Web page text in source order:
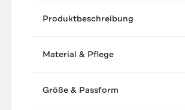
Produktbeschreibung
Material & Pflege
Größe & Passform